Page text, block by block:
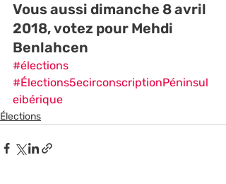
Vous aussi dimanche 8 avril
2018, votez pour Mehdi
Benlahcen
#élections
#Élections5ecirconscriptionPéninsul
eibérique
Élections